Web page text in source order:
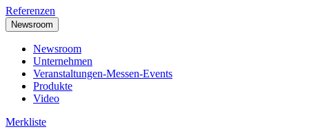
Referenzen
Newsroom
Newsroom
Unternehmen
Veranstaltungen-Messen-Events
Produkte
Video
Merkliste